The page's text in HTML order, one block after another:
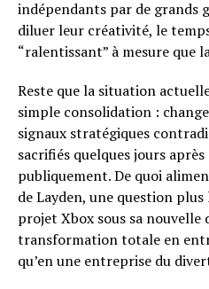
indépendants par de grands
diluer leur créativité, le
“ralentissant” à mesure que
Reste que la situation
simple consolidation :
signaux stratégiques
sacrifiés quelques jours
publiquement. De quoi
de Layden, une question
projet Xbox sous sa
transformation totale en
qu’en une entreprise du